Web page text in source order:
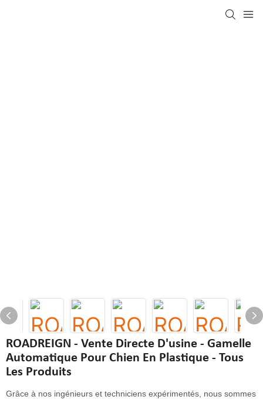
ROADREIGN - Vente Directe D'usine - Gamelle
Automatique Pour Chien En Plastique - Tous
Les Produits
Grâce à nos ingénieurs et techniciens expérimentés, nous sommes